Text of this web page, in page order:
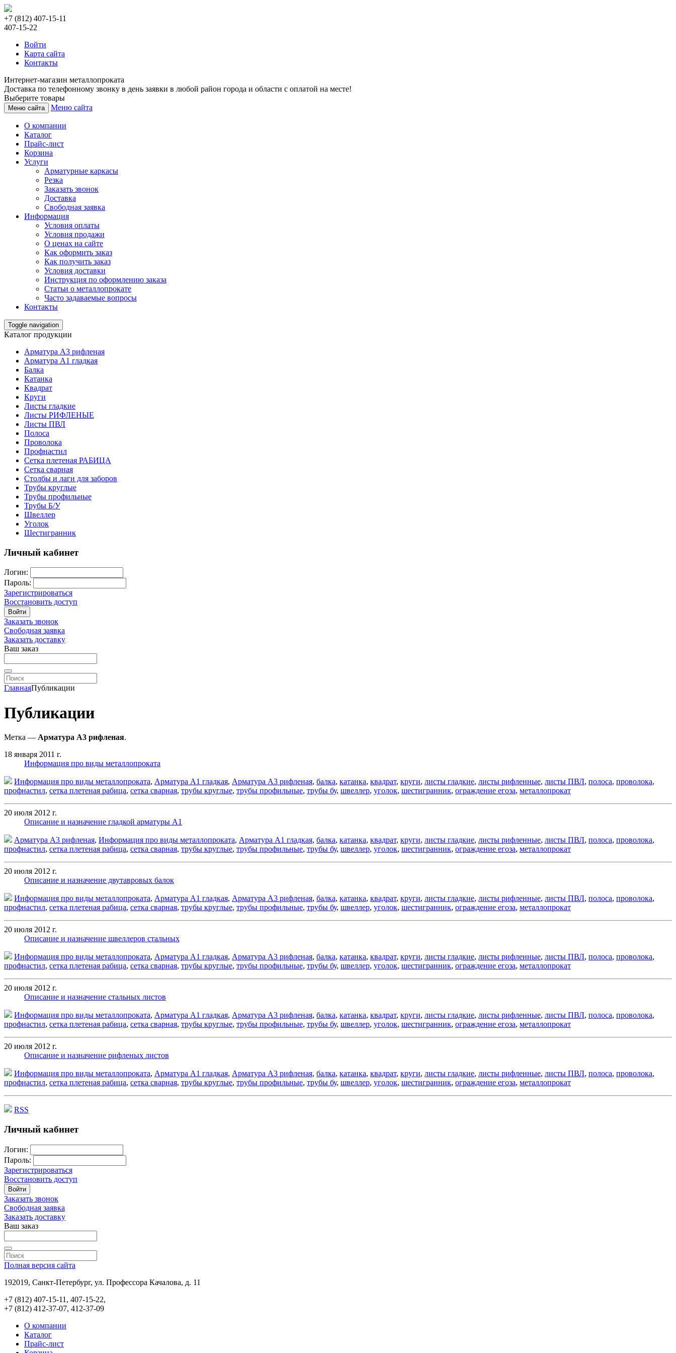
+7 (812) 407-15-11
407-15-22
Войти
Карта сайта
Контакты
Интернет-магазин металлопроката
Доставка по телефонному звонку в день заявки в любой район города и области с оплатой на месте!
Выберите товары
Меню сайта Меню сайта
О компании
Каталог
Прайс-лист
Корзина
Услуги
Арматурные каркасы
Резка
Заказать звонок
Доставка
Свободная заявка
Информация
Условия оплаты
Условия продажи
О ценах на сайте
Как оформить заказ
Как получить заказ
Условия доставки
Инструкция по оформлению заказа
Статьи о металлопрокате
Часто задаваемые вопросы
Контакты
Toggle navigation
Каталог продукции
Арматура А3 рифленая
Арматура А1 гладкая
Балка
Катанка
Квадрат
Круги
Листы гладкие
Листы РИФЛЕНЫЕ
Листы ПВЛ
Полоса
Проволока
Профнастил
Сетка плетеная РАБИЦА
Сетка сварная
Столбы и лаги для заборов
Трубы круглые
Трубы профильные
Трубы Б/У
Швеллер
Уголок
Шестигранник
Личный кабинет
Логин:
Пароль:
Зарегистрироваться
Восстановить доступ
Войти
Заказать звонок
Свободная заявка
Заказать доставку
Ваш заказ
ГлавнаяПубликации
Публикации
Метка — Арматура А3 рифленая.
18 января 2011 г.
Информация про виды металлопроката
Информация про виды металлопроката, Арматура А1 гладкая, Арматура А3 рифленая, балка, катанка, квадрат, круги, листы гладкие, листы рифленные, листы ПВЛ, полоса, проволока,
профнастил, сетка плетеная рабица, сетка сварная, трубы круглые, трубы профильные, трубы бу, швеллер, уголок, шестигранник, ограждение егоза, металлопрокат
20 июля 2012 г.
Описание и назначение гладкой арматуры А1
Арматура А3 рифленая, Информация про виды металлопроката, Арматура А1 гладкая, балка, катанка, квадрат, круги, листы гладкие, листы рифленные, листы ПВЛ, полоса, проволока,
профнастил, сетка плетеная рабица, сетка сварная, трубы круглые, трубы профильные, трубы бу, швеллер, уголок, шестигранник, ограждение егоза, металлопрокат
20 июля 2012 г.
Описание и назначение двутавровых балок
Информация про виды металлопроката, Арматура А1 гладкая, Арматура А3 рифленая, балка, катанка, квадрат, круги, листы гладкие, листы рифленные, листы ПВЛ, полоса, проволока,
профнастил, сетка плетеная рабица, сетка сварная, трубы круглые, трубы профильные, трубы бу, швеллер, уголок, шестигранник, ограждение егоза, металлопрокат
20 июля 2012 г.
Описание и назначение швеллеров стальных
Информация про виды металлопроката, Арматура А1 гладкая, Арматура А3 рифленая, балка, катанка, квадрат, круги, листы гладкие, листы рифленные, листы ПВЛ, полоса, проволока,
профнастил, сетка плетеная рабица, сетка сварная, трубы круглые, трубы профильные, трубы бу, швеллер, уголок, шестигранник, ограждение егоза, металлопрокат
20 июля 2012 г.
Описание и назначение стальных листов
Информация про виды металлопроката, Арматура А1 гладкая, Арматура А3 рифленая, балка, катанка, квадрат, круги, листы гладкие, листы рифленные, листы ПВЛ, полоса, проволока,
профнастил, сетка плетеная рабица, сетка сварная, трубы круглые, трубы профильные, трубы бу, швеллер, уголок, шестигранник, ограждение егоза, металлопрокат
20 июля 2012 г.
Описание и назначение рифленых листов
Информация про виды металлопроката, Арматура А1 гладкая, Арматура А3 рифленая, балка, катанка, квадрат, круги, листы гладкие, листы рифленные, листы ПВЛ, полоса, проволока,
профнастил, сетка плетеная рабица, сетка сварная, трубы круглые, трубы профильные, трубы бу, швеллер, уголок, шестигранник, ограждение егоза, металлопрокат
RSS
Личный кабинет
Логин:
Пароль:
Зарегистрироваться
Восстановить доступ
Войти
Заказать звонок
Свободная заявка
Заказать доставку
Ваш заказ
Полная версия сайта
192019, Санкт-Петербург, ул. Профессора Качалова, д. 11
+7 (812) 407-15-11, 407-15-22,
+7 (812) 412-37-07, 412-37-09
О компании
Каталог
Прайс-лист